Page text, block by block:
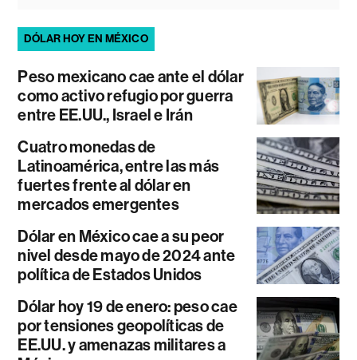
DÓLAR HOY EN MÉXICO
Peso mexicano cae ante el dólar
como activo refugio por guerra
entre EE.UU., Israel e Irán
Cuatro monedas de
Latinoamérica, entre las más
fuertes frente al dólar en
mercados emergentes
Dólar en México cae a su peor
nivel desde mayo de 2024 ante
política de Estados Unidos
Dólar hoy 19 de enero: peso cae
por tensiones geopolíticas de
EE.UU. y amenazas militares a